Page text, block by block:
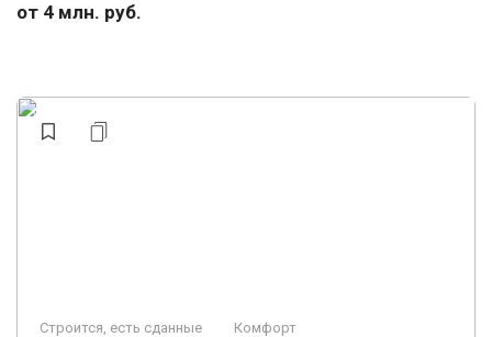
от 4 млн. руб.
Строится, есть сданные Комфорт